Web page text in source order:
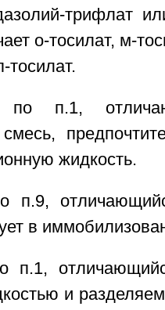
трифлат
о-тосилат, м-
тосилат.
по п.1,
жидкость.
п.9,
в
п.1,
и